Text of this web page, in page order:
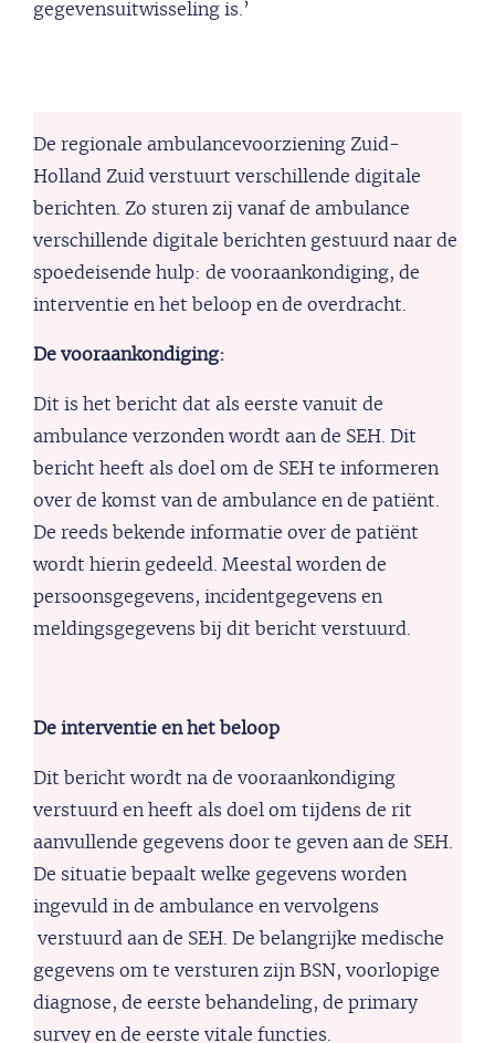
gegevensuitwisseling is.’
De regionale ambulancevoorziening Zuid-
Holland Zuid verstuurt verschillende digitale
berichten. Zo sturen zij vanaf de ambulance
verschillende digitale berichten gestuurd naar de
spoedeisende hulp: de vooraankondiging, de
interventie en het beloop en de overdracht.
De vooraankondiging:
Dit is het bericht dat als eerste vanuit de
ambulance verzonden wordt aan de SEH. Dit
bericht heeft als doel om de SEH te informeren
over de komst van de ambulance en de patiënt.
De reeds bekende informatie over de patiënt
wordt hierin gedeeld. Meestal worden de
persoonsgegevens, incidentgegevens en
meldingsgegevens bij dit bericht verstuurd.
De interventie en het beloop
Dit bericht wordt na de vooraankondiging
verstuurd en heeft als doel om tijdens de rit
aanvullende gegevens door te geven aan de SEH.
De situatie bepaalt welke gegevens worden
ingevuld in de ambulance en vervolgens
verstuurd aan de SEH. De belangrijke medische
gegevens om te versturen zijn BSN, voorlopige
diagnose, de eerste behandeling, de primary
survey en de eerste vitale functies.